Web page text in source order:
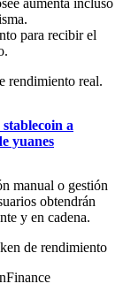
aumenta incluso
para recibir el
rendimiento real.
a
yuanes
manual o gestión
obtendrán
y en cadena.